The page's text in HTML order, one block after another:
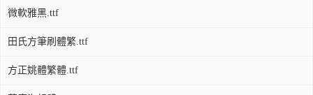
微軟雅黑.ttf
田氏方筆刷體繁.ttf
方正姚體繁體.ttf